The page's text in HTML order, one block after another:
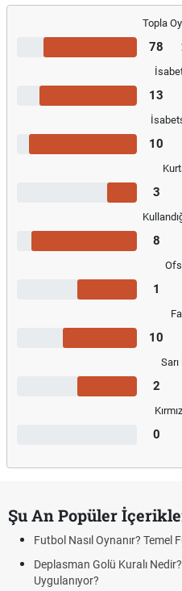
Topla
78
13
10
3
8
1
10
2
0
Şu An Popüler
Futbol Nasıl Oynanır? Temel
Deplasman Golü Kuralı
Uygulanıyor?